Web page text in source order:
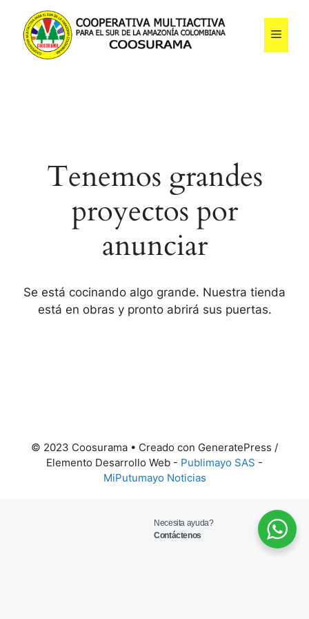
contenido
Menú
Tenemos grandes
proyectos por
anunciar
Se está cocinando algo grande. Nuestra tienda
está en obras y pronto abrirá sus puertas.
© 2023 Coosurama • Creado con GeneratePress /
Elemento Desarrollo Web - Publimayo SAS -
MiPutumayo Noticias
Necesita ayuda?
Contáctenos